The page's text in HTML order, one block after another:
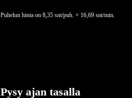
Puhelun hinta on 8,35 snt/puh. + 16,69 snt/min.
Pysy ajan tasalla